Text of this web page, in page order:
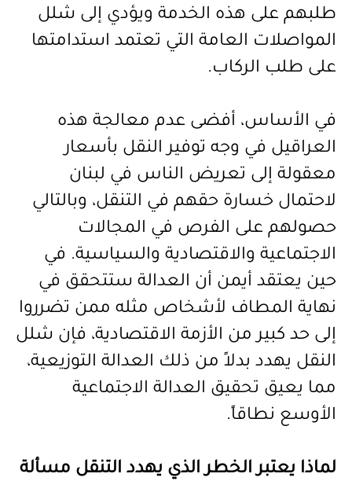
طلبهم على هذه الخدمة ويؤدي إلى شلل
المواصلات العامة التي تعتمد استدامتها
على طلب الركاب.
في الأساس، أفضى عدم معالجة هذه
العراقيل في وجه توفير النقل بأسعار
معقولة إلى تعريض الناس في لبنان
لاحتمال خسارة حقهم في التنقل، وبالتالي
حصولهم على الفرص في المجالات
الاجتماعية والاقتصادية والسياسية. في
حين يعتقد أيمن أن العدالة ستتحقق في
نهاية المطاف لأشخاص مثله ممن تضرروا
إلى حد كبير من الأزمة الاقتصادية، فإن شلل
النقل يهدد بدلاً من ذلك العدالة التوزيعية،
مما يعيق تحقيق العدالة الاجتماعية
الأوسع نطاقاً.
لماذا يعتبر الخطر الذي يهدد التنقل مسألة